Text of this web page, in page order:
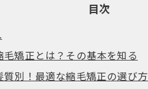
目次
毛矯正とは？その基本を知る
質別！最適な縮毛矯正の選び方